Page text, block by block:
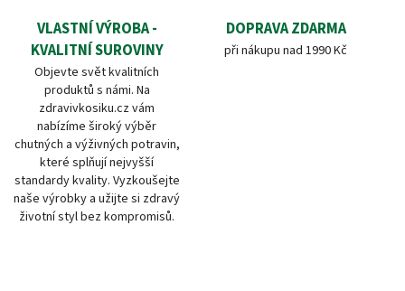
VLASTNÍ VÝROBA -
KVALITNÍ SUROVINY
Objevte svět kvalitních
produktů s námi. Na
zdravivkosiku.cz vám
nabízíme široký výběr
chutných a výživných potravin,
které splňují nejvyšší
standardy kvality. Vyzkoušejte
naše výrobky a užijte si zdravý
životní styl bez kompromisů.
DOPRAVA ZDARMA
při nákupu nad 1990 Kč